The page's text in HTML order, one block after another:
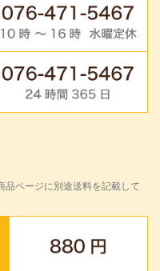
品ページに別途送料を記載して